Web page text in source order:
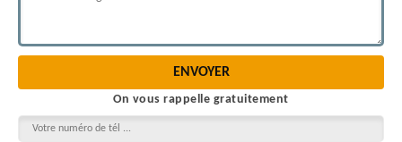
On vous rappelle gratuitement